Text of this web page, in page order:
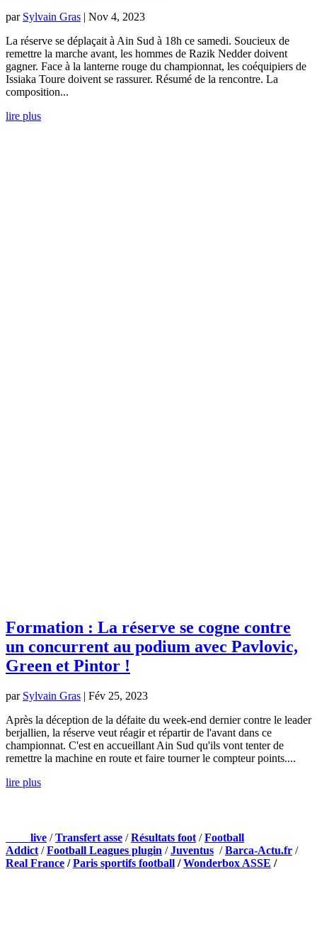
par Sylvain Gras | Nov 4, 2023
La réserve se déplaçait à Ain Sud à 18h ce samedi. Soucieux de
remettre la marche avant, les hommes de Razik Nedder doivent
gagner. Face à la lanterne rouge du championnat, les coéquipiers de
Issiaka Toure doivent se rassurer. Résumé de la rencontre. La
composition...
lire plus
Formation : La réserve se cogne contre
un concurrent au podium avec Pavlovic,
Green et Pintor !
par Sylvain Gras | Fév 25, 2023
Après la déception de la défaite du week-end dernier contre le leader
berjallien, la réserve veut réagir et répartir de l'avant dans ce
championnat. C'est en accueillant Ain Sud qu'ils vont tenter de
remettre la machine en route et faire tourner le compteur points....
lire plus
live /Transfert asse /Résultats foot /Football
Addict /Football Leagues plugin /Juventus /Barca-Actu.fr /
Real France /Paris sportifs football /Wonderbox ASSE /